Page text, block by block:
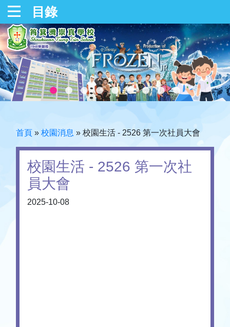
目錄
首頁 » 校園消息 » 校園生活 - 2526 第一次社員大會
校園生活 - 2526 第一次社
員大會
2025-10-08